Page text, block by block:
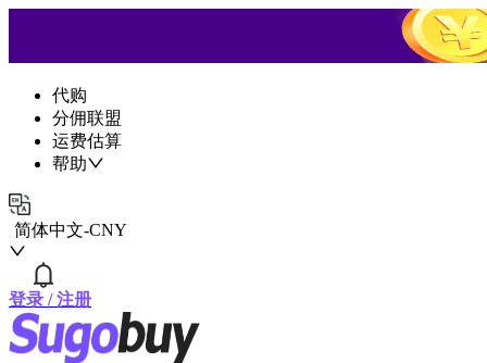
代购
分佣联盟
运费估算
帮助
简体中文-CNY
登录 /注册